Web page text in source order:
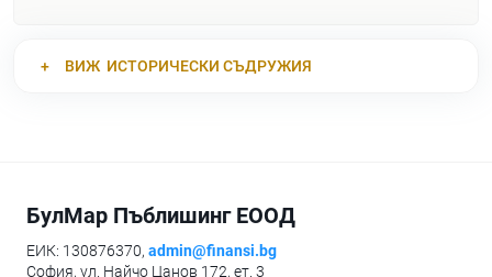
ВИЖ ИСТОРИЧЕСКИ СЪДРУЖИЯ
БулМар Пъблишинг ЕООД
ЕИК: 130876370, admin@finansi.bg
София, ул. Найчо Цанов 172, ет. 3